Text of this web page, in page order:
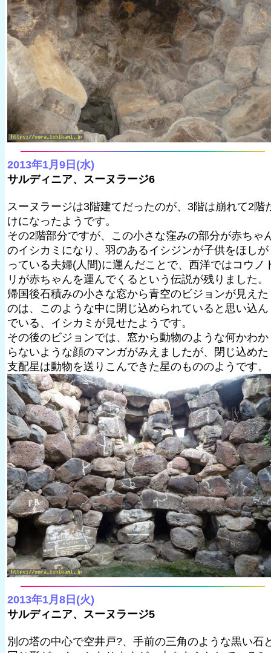
2013年1月9日(水)
サルディニア、スーヌラージ6
スーヌラージは3階建てだったのが、3階は崩れて2階
けになったようです。
その2階部分ですが、この小さな窪みの部分が赤ちゃ
のイシカミになり、羽のあるイシジンが子供をほしが
っている夫婦(人間)に運んだことで、西洋ではコウノ
リが赤ちゃんを運んでくるという伝説が残りました。
帰国後石積みの小さな窓から青空のビジョンが見えた
のは、このような中に閉じ込められていると思い込ん
でいる、イシカミが見せたようです。
その後のビジョンでは、窓から動物のような何かわか
らないような顔のマンガがみえましたが、閉じ込めた
支配星は動物を送りこんできた星のもののようです。
2013年1月8日(火)
サルディニア、スーヌラージ5
別の塔の中心で空井戸?、手前の三角のような黒い石